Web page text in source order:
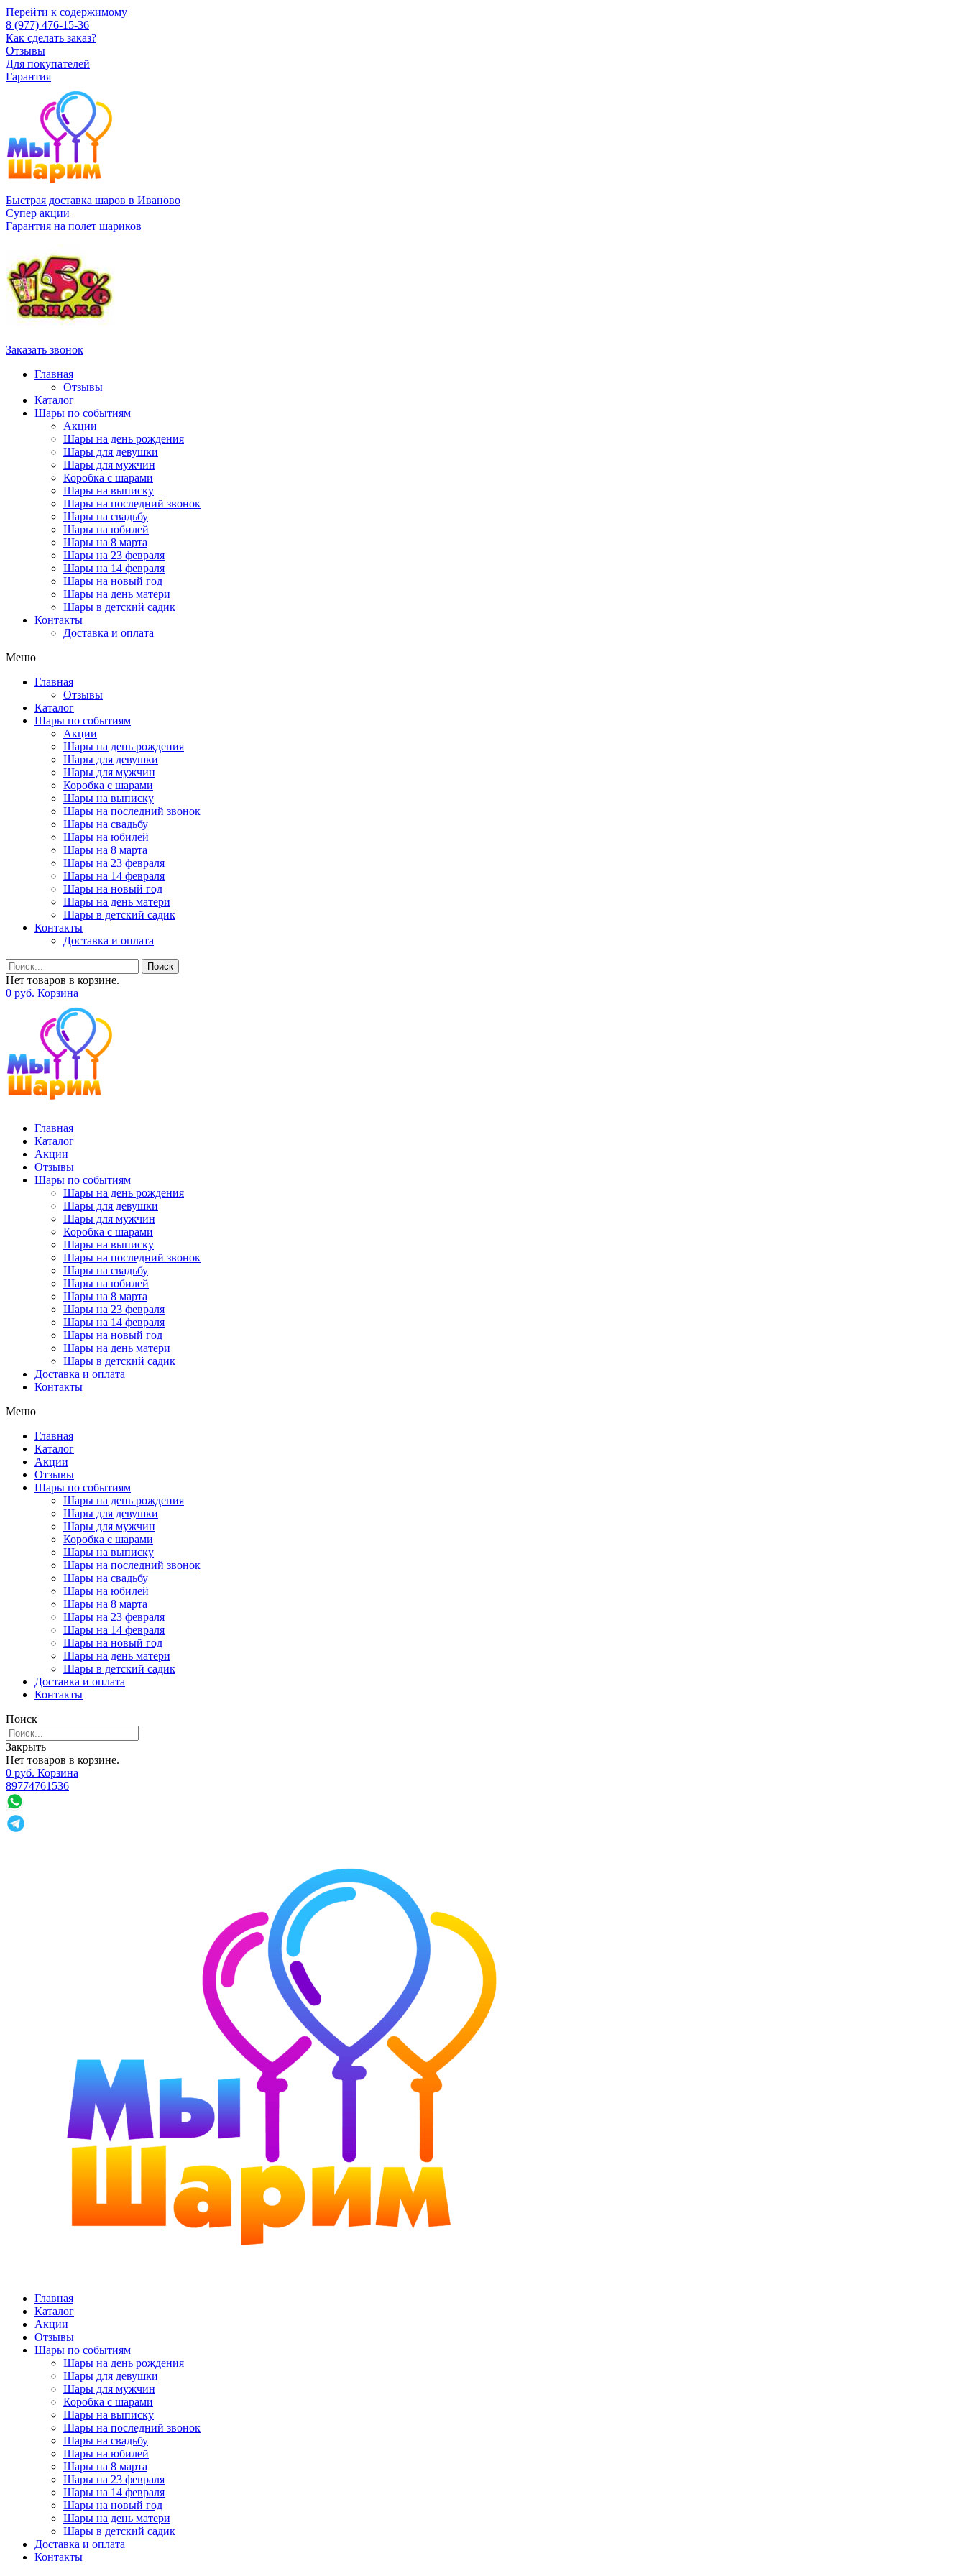
Перейти к содержимому
8 (977) 476-15-36
Как сделать заказ?
Отзывы
Для покупателей
Гарантия
Быстрая доставка шаров в Иваново
Супер акции
Гарантия на полет шариков
Заказать звонок
Главная
Отзывы
Каталог
Шары по событиям
Акции
Шары на день рождения
Шары для девушки
Шары для мужчин
Коробка с шарами
Шары на выписку
Шары на последний звонок
Шары на свадьбу
Шары на юбилей
Шары на 8 марта
Шары на 23 февраля
Шары на 14 февраля
Шары на новый год
Шары на день матери
Шары в детский садик
Контакты
Доставка и оплата
Меню
Главная
Отзывы
Каталог
Шары по событиям
Акции
Шары на день рождения
Шары для девушки
Шары для мужчин
Коробка с шарами
Шары на выписку
Шары на последний звонок
Шары на свадьбу
Шары на юбилей
Шары на 8 марта
Шары на 23 февраля
Шары на 14 февраля
Шары на новый год
Шары на день матери
Шары в детский садик
Контакты
Доставка и оплата
Поиск
Нет товаров в корзине.
0 руб. Корзина
Главная
Каталог
Акции
Отзывы
Шары по событиям
Шары на день рождения
Шары для девушки
Шары для мужчин
Коробка с шарами
Шары на выписку
Шары на последний звонок
Шары на свадьбу
Шары на юбилей
Шары на 8 марта
Шары на 23 февраля
Шары на 14 февраля
Шары на новый год
Шары на день матери
Шары в детский садик
Доставка и оплата
Контакты
Меню
Главная
Каталог
Акции
Отзывы
Шары по событиям
Шары на день рождения
Шары для девушки
Шары для мужчин
Коробка с шарами
Шары на выписку
Шары на последний звонок
Шары на свадьбу
Шары на юбилей
Шары на 8 марта
Шары на 23 февраля
Шары на 14 февраля
Шары на новый год
Шары на день матери
Шары в детский садик
Доставка и оплата
Контакты
Поиск
Закрыть
Нет товаров в корзине.
0 руб. Корзина
89774761536
Главная
Каталог
Акции
Отзывы
Шары по событиям
Шары на день рождения
Шары для девушки
Шары для мужчин
Коробка с шарами
Шары на выписку
Шары на последний звонок
Шары на свадьбу
Шары на юбилей
Шары на 8 марта
Шары на 23 февраля
Шары на 14 февраля
Шары на новый год
Шары на день матери
Шары в детский садик
Доставка и оплата
Контакты